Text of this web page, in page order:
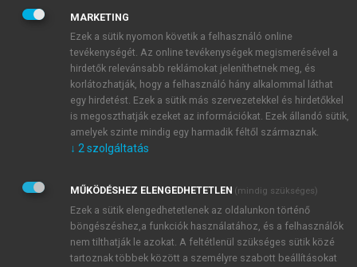
JELSZÓ
JELSZÓ ÚJRA
Kérek értesítést a MeRSZ újdonságairól, akcióiról.
Kérek értesítést az Akadémiai Kiadó Zrt. újdonságairól,
Adatkezelési tájékoztatóbanfoglaltakat tudomásul
veszem és elfogadom.
Általános vásárlási feltételeket, valamint a szotar.netés a
mersz.huoldalak licencszerződéseiben foglaltakat
tudomásul veszem és elfogadom.
MARKETING
Ezek a sütik nyomon követik a felhasználó online
tevékenységét. Az online tevékenységek megismerésével a
hirdetők relevánsabb reklámokat jeleníthetnek meg, és
korlátozhatják, hogy a felhasználó hány alkalommal láthat
egy hirdetést. Ezek a sütik más szervezetekkel és hirdetőkkel
is megoszthatják ezeket az információkat. Ezek állandó sütik,
amelyek szinte mindig egy harmadik féltől származnak.
↓ 2 szolgáltatás
MŰKÖDÉSHEZ ELENGEDHETETLEN (mindig szükséges)
Ezek a sütik elengedhetetlenek az oldalunkon történő
böngészéshez,a funkciók használatához, és a felhasználók
nem tilthatják le azokat. A feltétlenül szükséges sütik közé
tartoznak többek között a személyre szabott beállításokat